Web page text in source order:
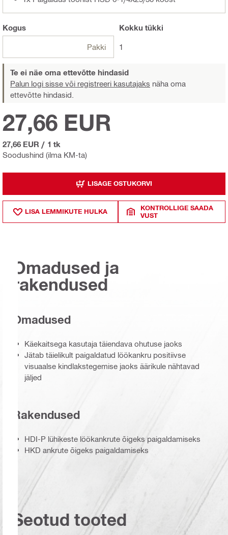
Kogus
Pakki
Kokku tükki
1
Te ei näe oma ettevõtte hindasid
Palun logi sisse või registreeri kasutajaks näha oma
ettevõtte hindasid.
Soodushind (ilma KM-ta)
27,66 EUR
27,66 EUR / 1 tk
LISAGE OSTUKORVI
LISA LEMMIKUTE HULKA
KONTROLLIGE SAADA
VUST
Omadused ja
rakendused
Omadused
Käekaitsega kasutaja täiendava ohutuse jaoks
Jätab täielikult paigaldatud löökankru positiivse
visuaalse kindlakstegemise jaoks äärikule nähtavad
jäljed
Rakendused
HDI-P lühikeste löökankrute õigeks paigaldamiseks
HKD ankrute õigeks paigaldamiseks
Seotud tooted